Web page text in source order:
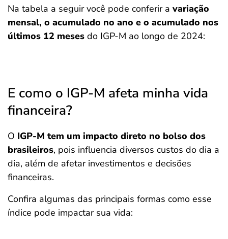
Na tabela a seguir você pode conferir a variação
mensal, o acumulado no ano e o acumulado nos
últimos 12 meses do IGP-M ao longo de 2024:
E como o IGP-M afeta minha vida
financeira?
O IGP-M tem um impacto direto no bolso dos
brasileiros, pois influencia diversos custos do dia a
dia, além de afetar investimentos e decisões
financeiras.
Confira algumas das principais formas como esse
índice pode impactar sua vida: